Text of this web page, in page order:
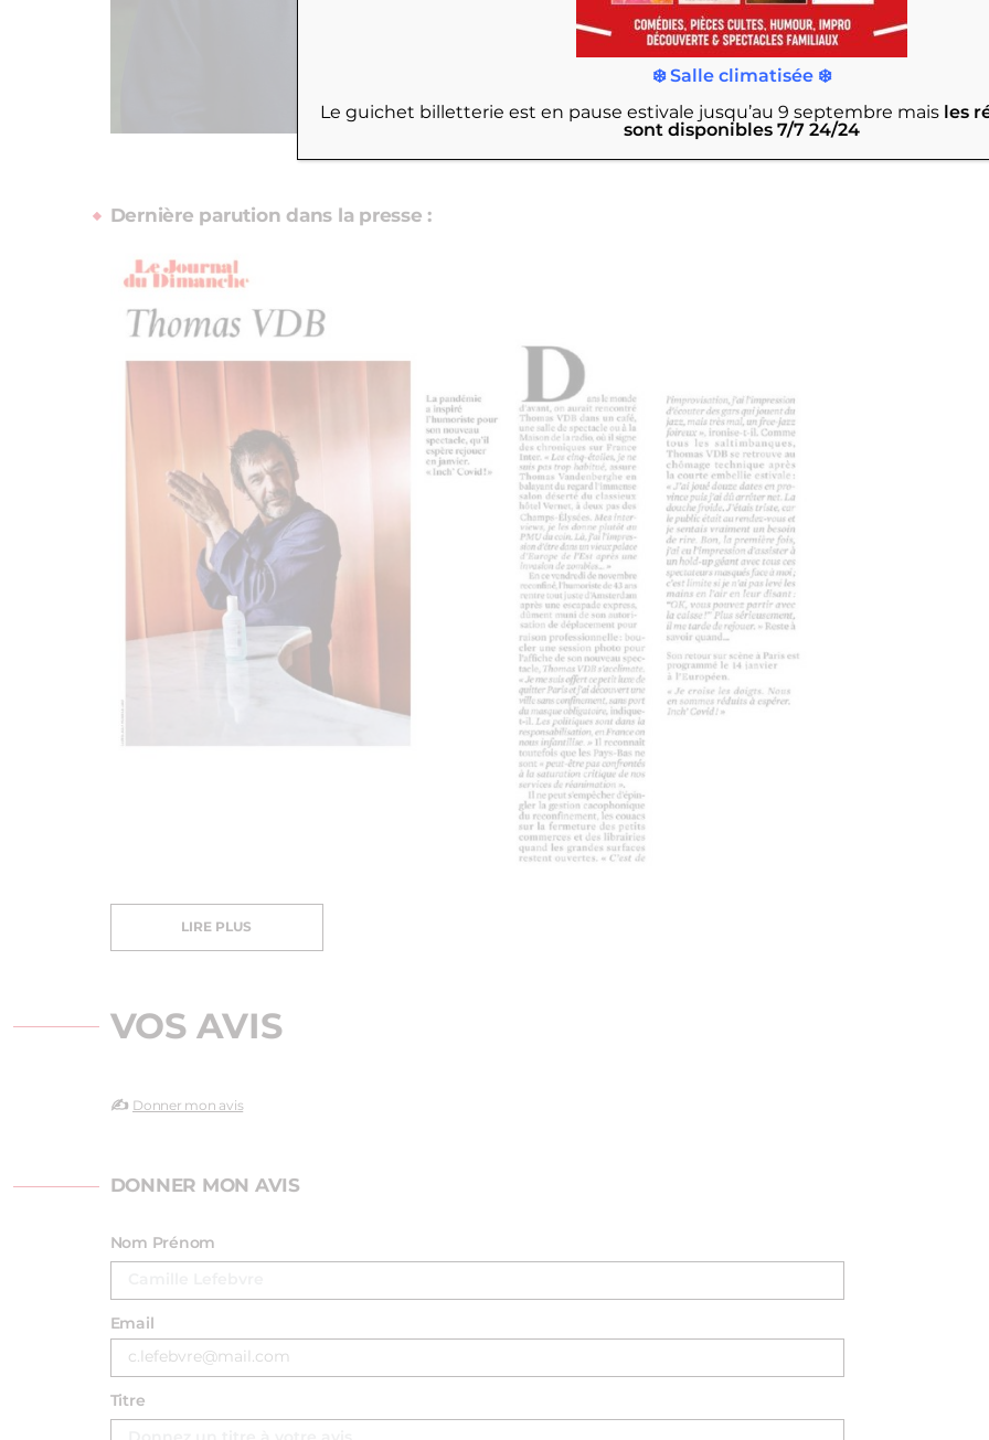
Dernière parution dans la presse :
LIRE PLUS
VOS AVIS
✍️ Donner mon avis
DONNER MON AVIS
Nom Prénom
Email
Titre
❄️ Salle climatisée ❄️
Le guichet billetterie est en pause estivale jusqu’au 9 septembre maisles
sont disponibles 7/7 24/24